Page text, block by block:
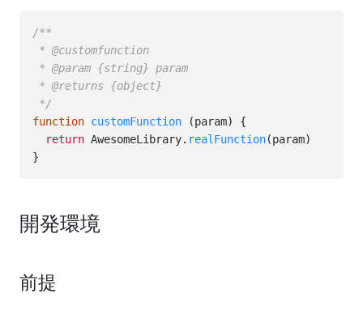
/**
* @customfunction
* @param {string} param
* @returns {object}
*/
function customFunction (param)
{
return AwesomeLibrary. realFunction(param)
}
開発環境
前提